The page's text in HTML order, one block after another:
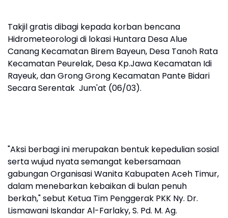
Takjil gratis dibagi kepada korban bencana
Hidrometeorologi di lokasi Huntara Desa Alue
Canang Kecamatan Birem Bayeun, Desa Tanoh Rata
Kecamatan Peurelak, Desa Kp.Jawa Kecamatan Idi
Rayeuk, dan Grong Grong Kecamatan Pante Bidari
Secara Serentak Jum'at (06/03).
"Aksi berbagi ini merupakan bentuk kepedulian sosial
serta wujud nyata semangat kebersamaan
gabungan Organisasi Wanita Kabupaten Aceh Timur,
dalam menebarkan kebaikan di bulan penuh
berkah," sebut Ketua Tim Penggerak PKK Ny. Dr.
Lismawani Iskandar Al-Farlaky, S. Pd. M. Ag.